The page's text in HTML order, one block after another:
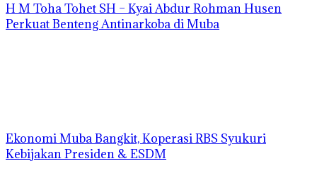
H M Toha Tohet SH – Kyai Abdur Rohman Husen
Perkuat Benteng Antinarkoba di Muba
Ekonomi Muba Bangkit, Koperasi RBS Syukuri
Kebijakan Presiden & ESDM